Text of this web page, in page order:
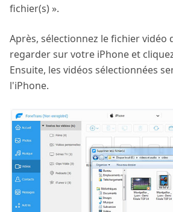
fichier(s) ».
Après, sélectionnez le fichier vidéo
regarder sur votre iPhone et
Ensuite, les vidéos sélectionnées
l'iPhone.